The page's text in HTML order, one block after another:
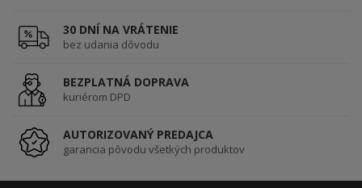
30 DNÍ NA VRÁTENIE
bez udania dôvodu
BEZPLATNÁ DOPRAVA
kuriérom DPD
AUTORIZOVANÝ PREDAJCA
garancia pôvodu všetkých produktov